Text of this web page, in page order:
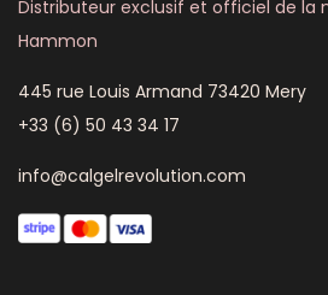
Distributeur exclusif et officiel de la
Hammon
445 rue Louis Armand 73420 Mery
+33 (6) 50 43 34 17
info@calgelrevolution.com